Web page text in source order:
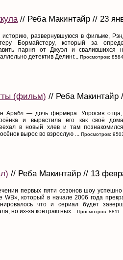
// Реба Макинтайр // 23
историю, развернувшуюся в фильме,
Бормайстеру, который за
парня от Джуэл и свалившихся
детектив Делинг... Просмотров: 8584
(фильм) // Реба Макинтайр
Арабл — дочь фермера. Упросив отца,
и вырастила его как своё
в новый хлев и там
вырос во взрослую ... Просмотров:
// Реба Макинтайр // 13
первых пяти сезонов шоу
WB», который в начале 2006 года
что и сериал будет
но из-за контрактных... Просмотров: 8811